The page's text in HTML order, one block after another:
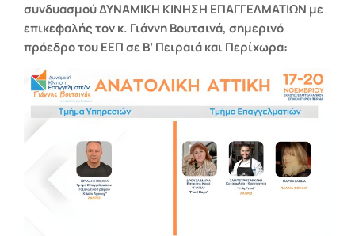
συνδυασμού ΔΥΝΑΜΙΚΗ ΚΙΝΗΣΗ ΕΠΑΓΓΕΛΜΑΤΙΩΝ με
επικεφαλής τον κ. Γιάννη Βουτσινά, σημερινό
πρόεδρο του ΕΕΠ σε Β’ Πειραιά και Περίχωρα: